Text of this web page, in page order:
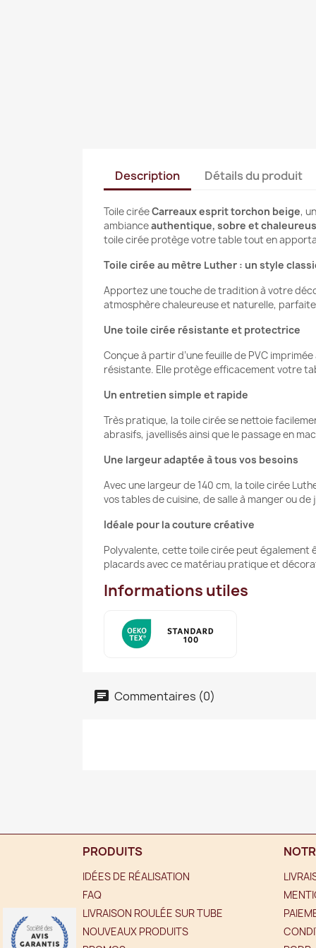
Description Détails du produit
Toile ciréeCarreaux esprit torchon beige,
ambianceauthentique, sobre et
toile cirée protège votre table tout en
Toile cirée au mètre Luther : un style
Apportez une touche de tradition à votre
atmosphère chaleureuse et naturelle,
Une toile cirée résistante et protectrice
Conçue à partir d’une feuille de PVC
résistante. Elle protège efficacement votre
Un entretien simple et rapide
Très pratique, la toile cirée se nettoie
abrasifs, javellisés ainsi que le passage en
Une largeur adaptée à tous vos besoins
Avec une largeur de 140 cm, la toile cirée
vos tables de cuisine, de salle à manger ou de
Idéale pour la couture créative
Polyvalente, cette toile cirée peut également
placards avec ce matériau pratique et
Informations utiles
Commentaires (0)
PRODUITS
IDÉES DE RÉALISATION
FAQ
LIVRAISON ROULÉE SUR TUBE
NOUVEAUX PRODUITS